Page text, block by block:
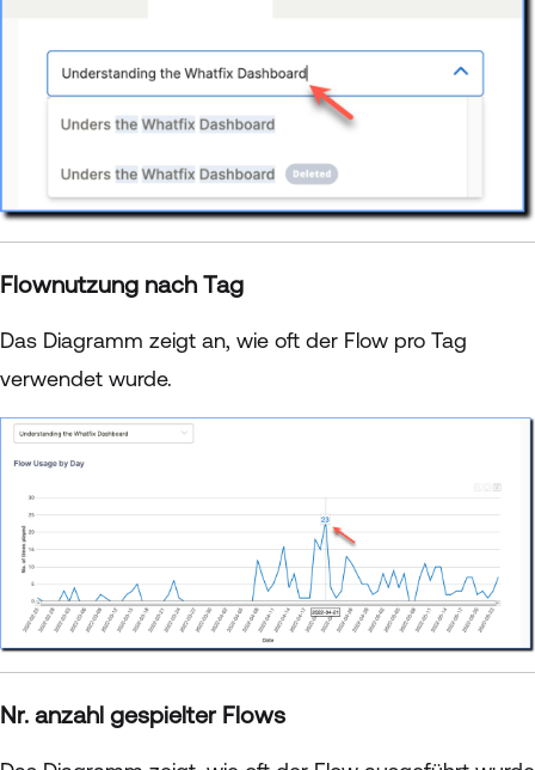
Flownutzung nach Tag
Das Diagramm zeigt an, wie oft der Flow pro Tag
verwendet wurde.
Nr. anzahl gespielter Flows